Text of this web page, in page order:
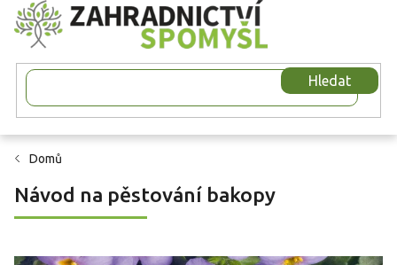
Přejít
na
obsah
Hledat
Domů
Návod na pěstování bakopy